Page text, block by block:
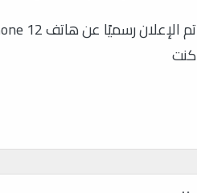
كنت